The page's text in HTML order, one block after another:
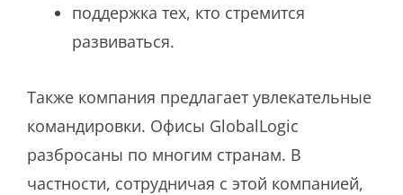
поддержка тех, кто стремится
развиваться.
Также компания предлагает увлекательные
командировки. Офисы GlobalLogic
разбросаны по многим странам. В
частности, сотрудничая с этой компанией,